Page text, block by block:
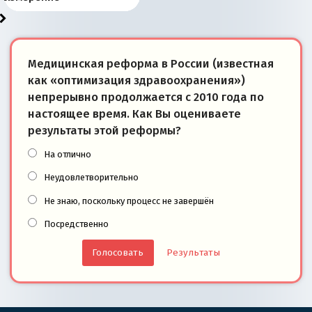
Медицинская реформа в России (известная
как «оптимизация здравоохранения»)
непрерывно продолжается с 2010 года по
настоящее время. Как Вы оцениваете
результаты этой реформы?
На отлично
Неудовлетворительно
Не знаю, поскольку процесс не завершён
Посредственно
Результаты